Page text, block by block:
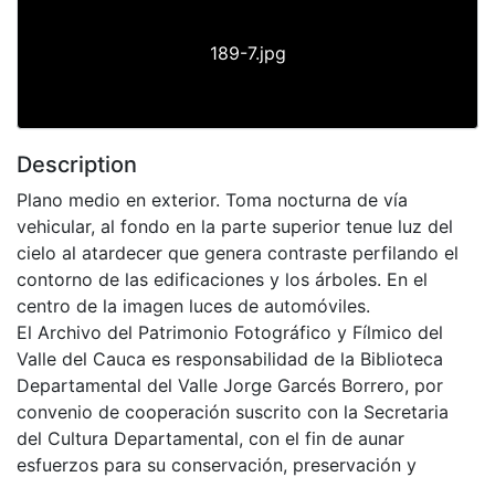
189-7.jpg
Description
Plano medio en exterior. Toma nocturna de vía
vehicular, al fondo en la parte superior tenue luz del
cielo al atardecer que genera contraste perfilando el
contorno de las edificaciones y los árboles. En el
centro de la imagen luces de automóviles.
El Archivo del Patrimonio Fotográfico y Fílmico del
Valle del Cauca es responsabilidad de la Biblioteca
Departamental del Valle Jorge Garcés Borrero, por
convenio de cooperación suscrito con la Secretaria
del Cultura Departamental, con el fin de aunar
esfuerzos para su conservación, preservación y